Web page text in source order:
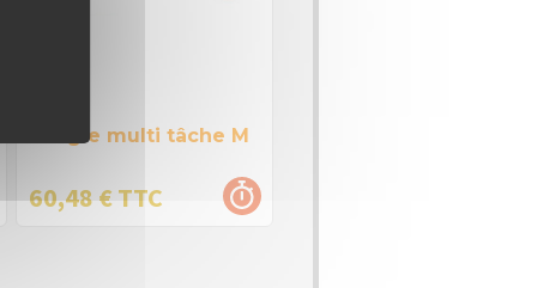
Sangle multi tâche M
60,48 € TTC